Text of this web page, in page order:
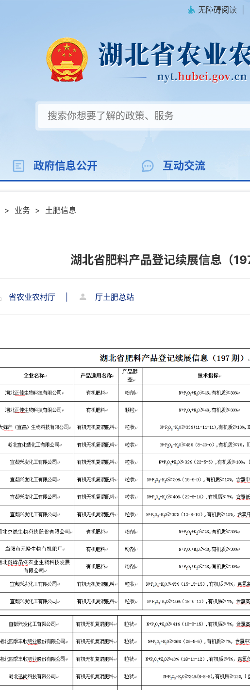
无障碍阅读
政府信息公开 互动交流
> 业务 > 土肥信息
湖北省肥料产品登记续展信息（
省农业农村厅 厅土肥总站